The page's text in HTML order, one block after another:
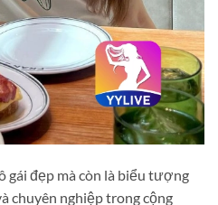
gái đẹp mà còn là biểu tượng
chuyên nghiệp trong cộng